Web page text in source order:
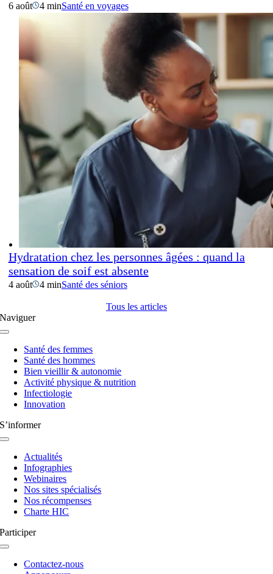
6 août 4 minSanté en voyages
Hydratation chez les personnes âgées : quand la
sensation de soif est absente
4 août 4 minSanté des séniors
Tous les articles
Naviguer
Navigation
basculeSanté des femmes
Santé des hommes
Bien vieillir & autonomie
Activité physique & nutrition
Infectiologie
Innovation
S’informer
Navigation
basculeActualités
Infographies
Webinaires
Nos sites spécialisés
Nos récompenses
Charte HIC
Participer
Navigation
basculeContactez-nous